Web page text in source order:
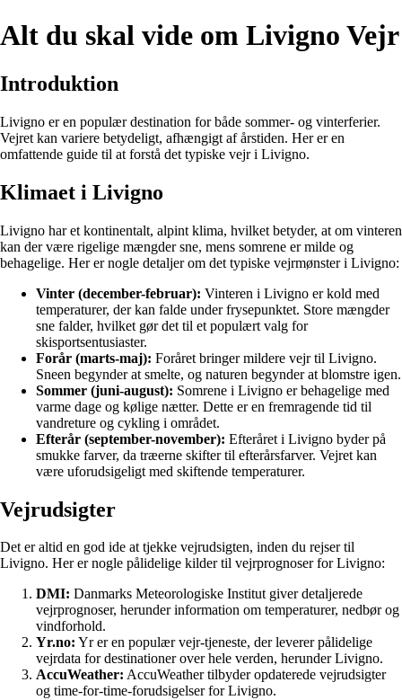
Alt du skal vide om Livigno Vejr
Introduktion
Livigno er en populær destination for både sommer- og vinterferier.
Vejret kan variere betydeligt, afhængigt af årstiden. Her er en
omfattende guide til at forstå det typiske vejr i Livigno.
Klimaet i Livigno
Livigno har et kontinentalt, alpint klima, hvilket betyder, at om vinteren
kan der være rigelige mængder sne, mens somrene er milde og
behagelige. Her er nogle detaljer om det typiske vejrmønster i Livigno:
Vinter (december-februar): Vinteren i Livigno er kold med
temperaturer, der kan falde under frysepunktet. Store mængder
sne falder, hvilket gør det til et populært valg for
skisportsentusiaster.
Forår (marts-maj): Foråret bringer mildere vejr til Livigno.
Sneen begynder at smelte, og naturen begynder at blomstre igen.
Sommer (juni-august): Somrene i Livigno er behagelige med
varme dage og kølige nætter. Dette er en fremragende tid til
vandreture og cykling i området.
Efterår (september-november): Efteråret i Livigno byder på
smukke farver, da træerne skifter til efterårsfarver. Vejret kan
være uforudsigeligt med skiftende temperaturer.
Vejrudsigter
Det er altid en god ide at tjekke vejrudsigten, inden du rejser til
Livigno. Her er nogle pålidelige kilder til vejrprognoser for Livigno:
DMI: Danmarks Meteorologiske Institut giver detaljerede
vejrprognoser, herunder information om temperaturer, nedbør og
vindforhold.
Yr.no: Yr er en populær vejr-tjeneste, der leverer pålidelige
vejrdata for destinationer over hele verden, herunder Livigno.
AccuWeather: AccuWeather tilbyder opdaterede vejrudsigter
og time-for-time-forudsigelser for Livigno.